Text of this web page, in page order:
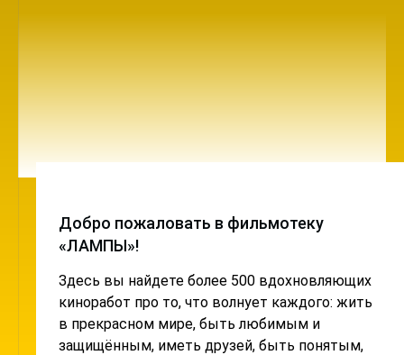
Добро пожаловать в фильмотеку
«ЛАМПЫ»!
Здесь вы найдете более 500 вдохновляющих
киноработ про то, что волнует каждого: жить
в прекрасном мире, быть любимым и
защищённым, иметь друзей, быть понятым,